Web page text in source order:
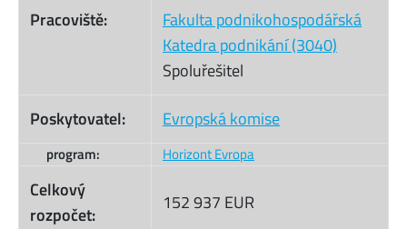
Pracoviště:
Fakulta podnikohospodářská
Katedra podnikání (3040)
Spoluřešitel
Poskytovatel:
Evropská komise
program: Horizont Evropa
Celkový
rozpočet:
152 937 EUR